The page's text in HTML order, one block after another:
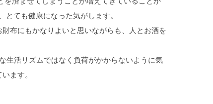
ても健康になった気がします。
布にもかなりよいと思いながらも、人とお酒を
生活リズムではなく負荷がかからないように気
ます。